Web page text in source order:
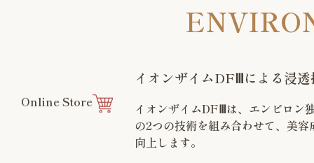
イオンザイムDFⅢによる浸透
イオンザイムDFⅢは、エンビロン
の2つの技術を組み合わせて、美
向上します。
Online Store